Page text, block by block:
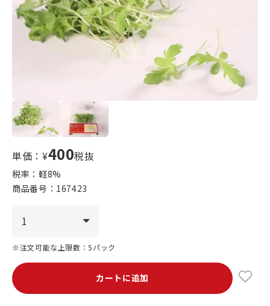
単価：¥400税抜
税率：軽8%
商品番号： 167423
※注文可能な上限数：5パック
カートに追加